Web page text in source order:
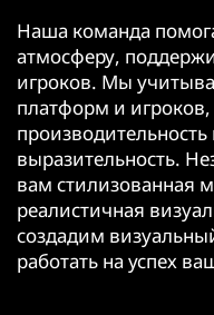
Наша команда
атмосферу,
игроков. Мы
платформ и
выразительность.
вам стилизованная
реалистичная
создадим
работать на успех